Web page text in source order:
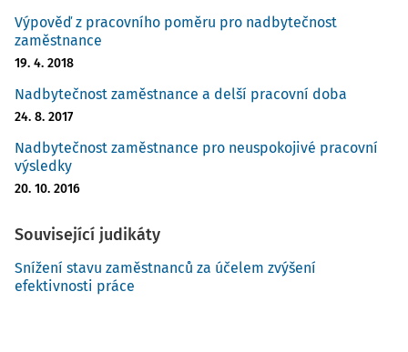
Výpověď z pracovního poměru pro nadbytečnost
zaměstnance
19. 4. 2018
Nadbytečnost zaměstnance a delší pracovní doba
24. 8. 2017
Nadbytečnost zaměstnance pro neuspokojivé pracovní
výsledky
20. 10. 2016
Související judikáty
Snížení stavu zaměstnanců za účelem zvýšení
efektivnosti práce